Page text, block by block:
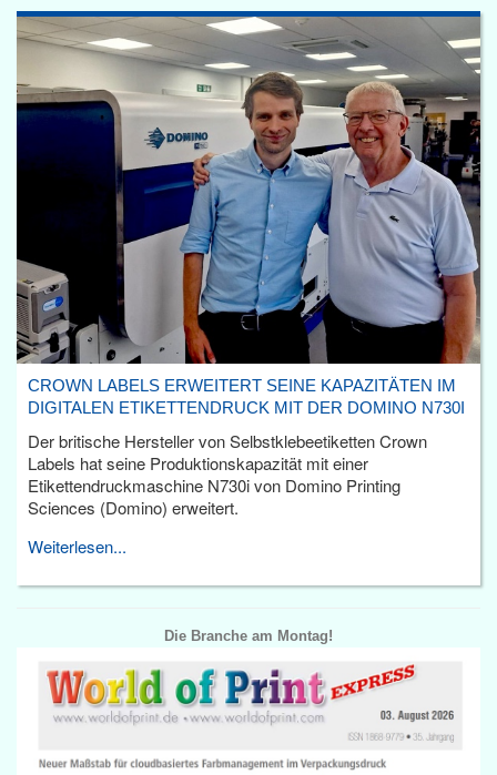
CROWN LABELS ERWEITERT SEINE KAPAZITÄTEN IM
DIGITALEN ETIKETTENDRUCK MIT DER DOMINO N730I
Der britische Hersteller von Selbstklebeetiketten Crown
Labels hat seine Produktionskapazität mit einer
Etikettendruckmaschine N730i von Domino Printing
Sciences (Domino) erweitert.
Weiterlesen...
Die Branche am Montag!